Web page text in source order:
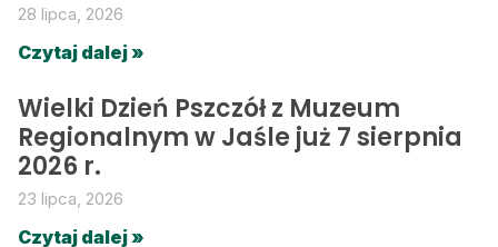
28 lipca, 2026
Czytaj dalej »
Wielki Dzień Pszczół z Muzeum
Regionalnym w Jaśle już 7 sierpnia
2026 r.
23 lipca, 2026
Czytaj dalej »